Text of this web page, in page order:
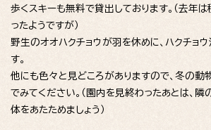
歩くスキーも無料で貸出しております。（去年
ったようですが）
野生のオオハクチョウが羽を休めに、ハクチョ
す。
他にも色々と見どころがありますので、冬の動
でみてください。（園内を見終わったあとは、隣
体をあたためましょう）